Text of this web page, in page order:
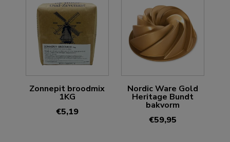
Zonnepit broodmix
1KG
€5,19
Nordic Ware Gold
Heritage Bundt
bakvorm
€59,95